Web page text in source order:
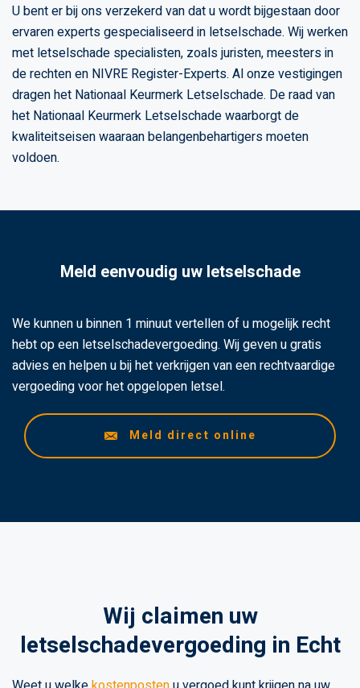
U bent er bij ons verzekerd van dat u wordt bijgestaan door
ervaren experts gespecialiseerd in letselschade. Wij werken
met letselschade specialisten, zoals juristen, meesters in
de rechten en NIVRE Register-Experts. Al onze vestigingen
dragen het Nationaal Keurmerk Letselschade. De raad van
het Nationaal Keurmerk Letselschade waarborgt de
kwaliteitseisen waaraan belangenbehartigers moeten
voldoen.
Meld eenvoudig uw letselschade
We kunnen u binnen 1 minuut vertellen of u mogelijk recht
hebt op een letselschadevergoeding. Wij geven u gratis
advies en helpen u bij het verkrijgen van een rechtvaardige
vergoeding voor het opgelopen letsel.
Meld direct online
Wij claimen uw
letselschadevergoeding in Echt